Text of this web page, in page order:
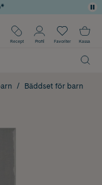
över 649kr
Recept Profil Favoriter Kassa
Bäddset för barn